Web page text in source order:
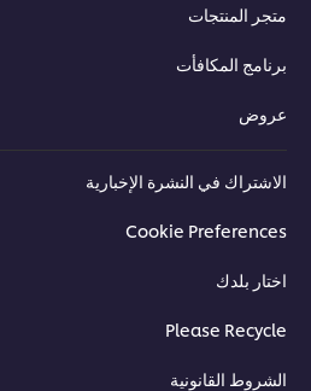
المنتجات
المكافأت
في النشرة الإخبارية
Cookie
بلدك
Please
القانونية